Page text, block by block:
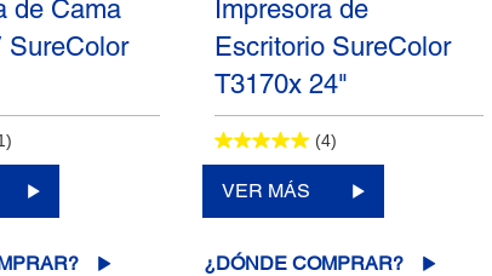
de Cama
SureColor
Impresora de
Escritorio SureColor
T3170x 24"
(4)
VER MÁS
¿DÓNDE COMPRAR?